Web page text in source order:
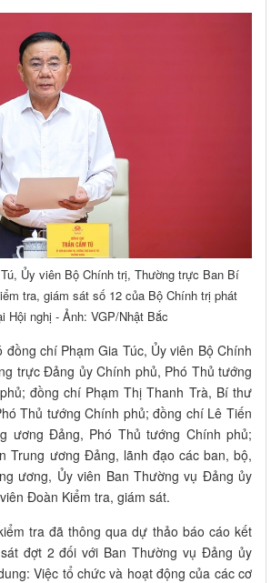
Ủy viên Bộ Chính trị, Thường trực Ban Bí
tra, giám sát số 12 của Bộ Chính trị phát
Hội nghị - Ảnh: VGP/Nhật Bắc
chí Phạm Gia Túc, Ủy viên Bộ Chính
trực Đảng ủy Chính phủ, Phó Thủ tướng
đồng chí Phạm Thị Thanh Trà, Bí thư
Thủ tướng Chính phủ; đồng chí Lê Tiến
ương Đảng, Phó Thủ tướng Chính phủ;
Trung ương Đảng, lãnh đạo các ban, bộ,
ương, Ủy viên Ban Thường vụ Đảng ủy
Đoàn Kiểm tra, giám sát.
tra đã thông qua dự thảo báo cáo kết
đợt 2 đối với Ban Thường vụ Đảng ủy
Việc tổ chức và hoạt động của các cơ